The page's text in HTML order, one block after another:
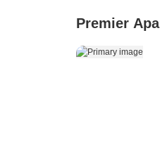
Premier